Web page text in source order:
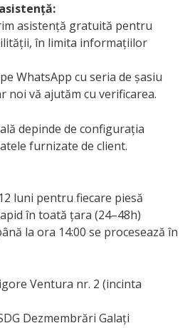
asistență gratuită pentru
în limita informațiilor
WhatsApp cu seria de șasiu
noi vă ajutăm cu verificarea.
depinde de configurația
furnizate de client.
luni pentru fiecare piesă
în toată țara (24–48h)
la ora 14:00 se procesează în
Ventura nr. 2 (incinta
Dezmembrări Galați